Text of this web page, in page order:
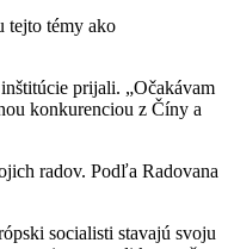
tejto témy ako
prijali. „Očakávam
konkurenciou z Číny a
radov. Podľa Radovana
socialisti stavajú svoju